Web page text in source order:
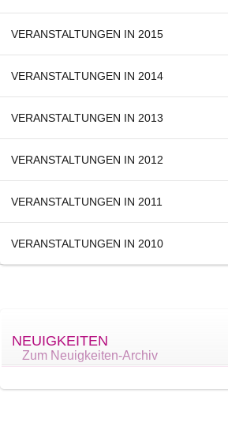
VERANSTALTUNGEN IN 2015
VERANSTALTUNGEN IN 2014
VERANSTALTUNGEN IN 2013
VERANSTALTUNGEN IN 2012
VERANSTALTUNGEN IN 2011
VERANSTALTUNGEN IN 2010
NEUIGKEITEN
Zum Neuigkeiten-Archiv